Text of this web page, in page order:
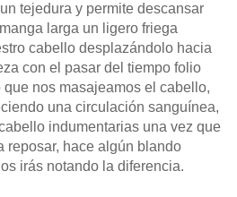
tejedura y permite descansar
larga un ligero friega
cabello desplazándolo hacia
con el pasar del tiempo folio
nos masajeamos el cabello,
una circulación sanguínea,
indumentarias una vez que
reposar, hace algún blando
irás notando la diferencia.